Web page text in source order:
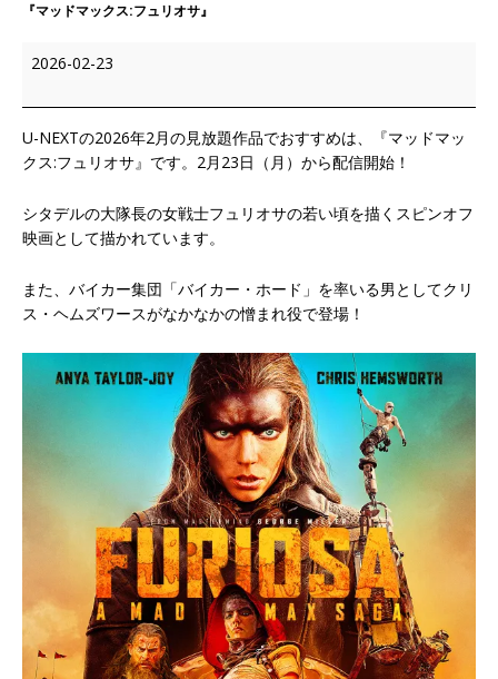
『マッドマックス:フュリオサ』
2026-02-23
U-NEXTの2026年2月の見放題作品でおすすめは、『マッドマッ
クス:フュリオサ』です。2月23日（月）から配信開始！
シタデルの大隊長の女戦士フュリオサの若い頃を描くスピンオフ
映画として描かれています。
また、バイカー集団「バイカー・ホード」を率いる男としてクリ
ス・ヘムズワースがなかなかの憎まれ役で登場！